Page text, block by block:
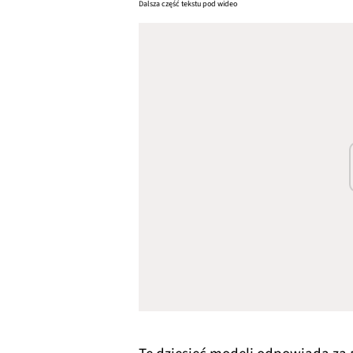
Dalsza część tekstu pod wideo